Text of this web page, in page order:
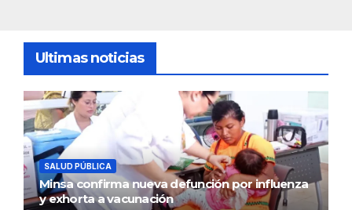
Ultimas noticias
SALUD PÚBLICA
Minsa confirma nueva defunción por influenza
y exhorta a vacunación